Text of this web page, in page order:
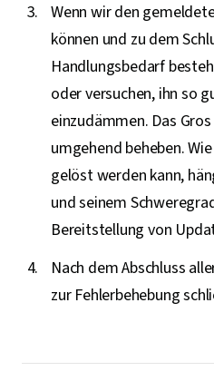
Wenn wir den
können und zu dem
Handlungsbedarf
oder versuchen, ihn so
einzudämmen. Das
umgehend beheben.
gelöst werden kann,
und seinem
Bereitstellung von
Nach dem Abschluss
zur Fehlerbehebung